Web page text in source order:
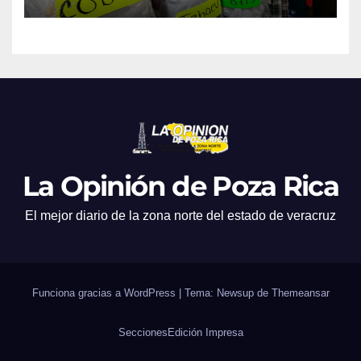
La Opinión de Poza Rica
El mejor diario de la zona norte del estado de veracruz
Funciona gracias a WordPress Tema: Newsup de Themeansar
SeccionesEdición Impresa